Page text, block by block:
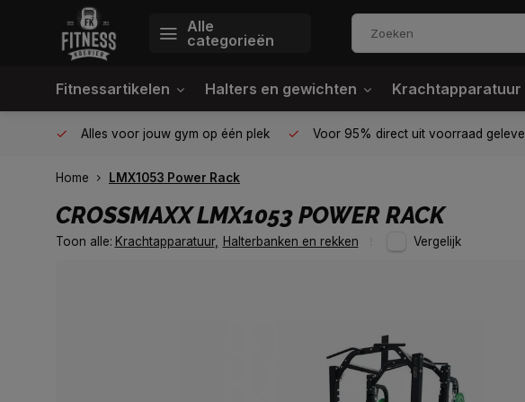
Alle
categorieën
Fitnessartikelen Halters en gewichten Krachtapparatuur
Van homegym tot professionele gym Alles voor jouw gym op één plek
Home LMX1053 Power Rack
CROSSMAXXLMX1053 POWER RACK
Toon alle: Krachtapparatuur, Halterbanken en rekken Vergelijk